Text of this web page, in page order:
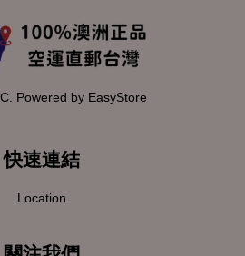
Powered by EasyStore
快速連結
Location